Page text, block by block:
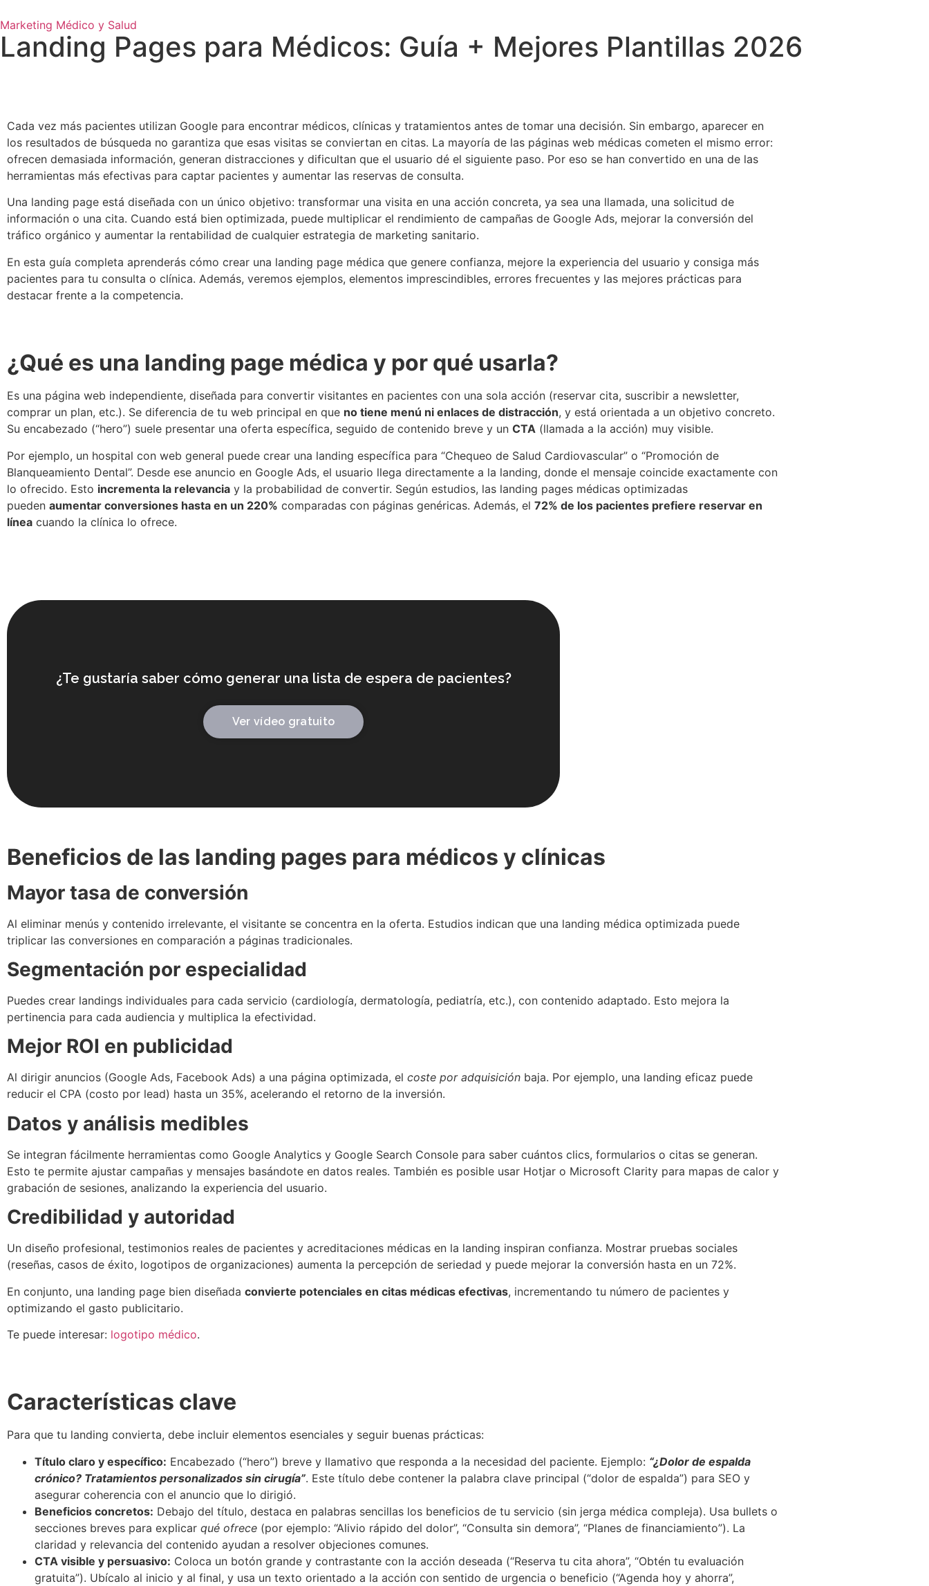
Marketing Médico y Salud
Landing Pages para Médicos: Guía + Mejores Plantillas 2026
Cada vez más pacientes utilizan Google para encontrar médicos, clínicas y tratamientos antes de tomar una decisión. Sin embargo, aparecer en
los resultados de búsqueda no garantiza que esas visitas se conviertan en citas. La mayoría de las páginas web médicas cometen el mismo error:
ofrecen demasiada información, generan distracciones y dificultan que el usuario dé el siguiente paso. Por eso se han convertido en una de las
herramientas más efectivas para captar pacientes y aumentar las reservas de consulta.
Una landing page está diseñada con un único objetivo: transformar una visita en una acción concreta, ya sea una llamada, una solicitud de
información o una cita. Cuando está bien optimizada, puede multiplicar el rendimiento de campañas de Google Ads, mejorar la conversión del
tráfico orgánico y aumentar la rentabilidad de cualquier estrategia de marketing sanitario.
En esta guía completa aprenderás cómo crear una landing page médica que genere confianza, mejore la experiencia del usuario y consiga más
pacientes para tu consulta o clínica. Además, veremos ejemplos, elementos imprescindibles, errores frecuentes y las mejores prácticas para
destacar frente a la competencia.
¿Qué es una landing page médica y por qué usarla?
Es una página web independiente, diseñada para convertir visitantes en pacientes con una sola acción (reservar cita, suscribir a newsletter,
comprar un plan, etc.). Se diferencia de tu web principal en que no tiene menú ni enlaces de distracción, y está orientada a un objetivo concreto.
Su encabezado (“hero”) suele presentar una oferta específica, seguido de contenido breve y un CTA (llamada a la acción) muy visible.
Por ejemplo, un hospital con web general puede crear una landing específica para “Chequeo de Salud Cardiovascular” o “Promoción de
Blanqueamiento Dental”. Desde ese anuncio en Google Ads, el usuario llega directamente a la landing, donde el mensaje coincide exactamente con
lo ofrecido. Esto incrementa la relevancia y la probabilidad de convertir. Según estudios, las landing pages médicas optimizadas
pueden aumentar conversiones hasta en un 220% comparadas con páginas genéricas. Además, el 72% de los pacientes prefiere reservar en
línea cuando la clínica lo ofrece.
¿Te gustaría saber cómo generar una lista de espera de pacientes?
Ver vídeo gratuito
Beneficios de las landing pages para médicos y clínicas
Mayor tasa de conversión
Al eliminar menús y contenido irrelevante, el visitante se concentra en la oferta. Estudios indican que una landing médica optimizada puede
triplicar las conversiones en comparación a páginas tradicionales.
Segmentación por especialidad
Puedes crear landings individuales para cada servicio (cardiología, dermatología, pediatría, etc.), con contenido adaptado. Esto mejora la
pertinencia para cada audiencia y multiplica la efectividad.
Mejor ROI en publicidad
Al dirigir anuncios (Google Ads, Facebook Ads) a una página optimizada, el coste por adquisición baja. Por ejemplo, una landing eficaz puede
reducir el CPA (costo por lead) hasta un 35%, acelerando el retorno de la inversión.
Datos y análisis medibles
Se integran fácilmente herramientas como Google Analytics y Google Search Console para saber cuántos clics, formularios o citas se generan.
Esto te permite ajustar campañas y mensajes basándote en datos reales. También es posible usar Hotjar o Microsoft Clarity para mapas de calor y
grabación de sesiones, analizando la experiencia del usuario.
Credibilidad y autoridad
Un diseño profesional, testimonios reales de pacientes y acreditaciones médicas en la landing inspiran confianza. Mostrar pruebas sociales
(reseñas, casos de éxito, logotipos de organizaciones) aumenta la percepción de seriedad y puede mejorar la conversión hasta en un 72%.
En conjunto, una landing page bien diseñada convierte potenciales en citas médicas efectivas, incrementando tu número de pacientes y
optimizando el gasto publicitario.
Te puede interesar: logotipo médico.
Características clave
Para que tu landing convierta, debe incluir elementos esenciales y seguir buenas prácticas:
Título claro y específico: Encabezado (“hero”) breve y llamativo que responda a la necesidad del paciente. Ejemplo: “¿Dolor de espalda
crónico? Tratamientos personalizados sin cirugía”. Este título debe contener la palabra clave principal (“dolor de espalda”) para SEO y
asegurar coherencia con el anuncio que lo dirigió.
Beneficios concretos: Debajo del título, destaca en palabras sencillas los beneficios de tu servicio (sin jerga médica compleja). Usa bullets o
secciones breves para explicar qué ofrece (por ejemplo: “Alivio rápido del dolor”, “Consulta sin demora”, “Planes de financiamiento”). La
claridad y relevancia del contenido ayudan a resolver objeciones comunes.
CTA visible y persuasivo: Coloca un botón grande y contrastante con la acción deseada (“Reserva tu cita ahora”, “Obtén tu evaluación
gratuita”). Ubícalo al inicio y al final, y usa un texto orientado a la acción con sentido de urgencia o beneficio (“Agenda hoy y ahorra”,